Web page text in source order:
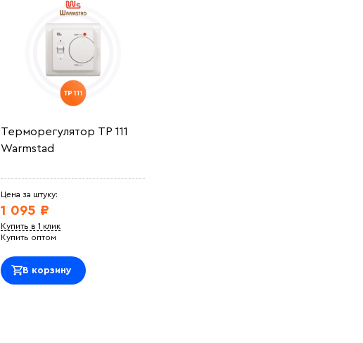
Терморегулятор ТР 111
Warmstad
Цена за штуку:
1 095 ₽
Купить в 1 клик
Купить оптом
В корзину